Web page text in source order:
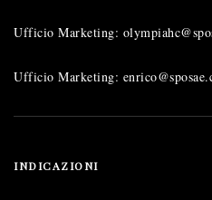
Ufficio Marketing:
Ufficio Marketing:
INDICAZIONI